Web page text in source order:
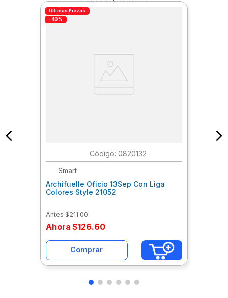
Últimas Piezas
-40%
: 0820132
Smart
Archifuelle Oficio 13Sep Con Liga
Colores Style 21052
Antes $211.00
Ahora $126.60
Comprar